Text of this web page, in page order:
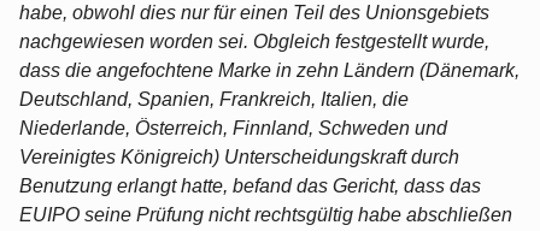
habe, obwohl dies nur für einen Teil des Unionsgebiets
nachgewiesen worden sei. Obgleich festgestellt wurde,
dass die angefochtene Marke in zehn Ländern (Dänemark,
Deutschland, Spanien, Frankreich, Italien, die
Niederlande, Österreich, Finnland, Schweden und
Vereinigtes Königreich) Unterscheidungskraft durch
Benutzung erlangt hatte, befand das Gericht, dass das
EUIPO seine Prüfung nicht rechtsgültig habe abschließen